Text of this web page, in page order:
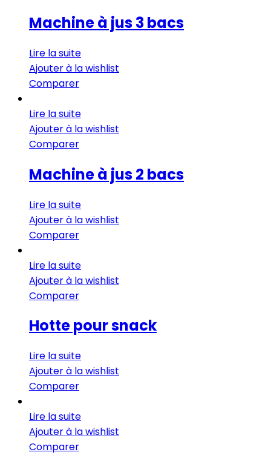
Machine à jus 3 bacs
Lire la suite
Ajouter à la wishlist
Comparer
Lire la suite
Ajouter à la wishlist
Comparer
Machine à jus 2 bacs
Lire la suite
Ajouter à la wishlist
Comparer
Lire la suite
Ajouter à la wishlist
Comparer
Hotte pour snack
Lire la suite
Ajouter à la wishlist
Comparer
Lire la suite
Ajouter à la wishlist
Comparer